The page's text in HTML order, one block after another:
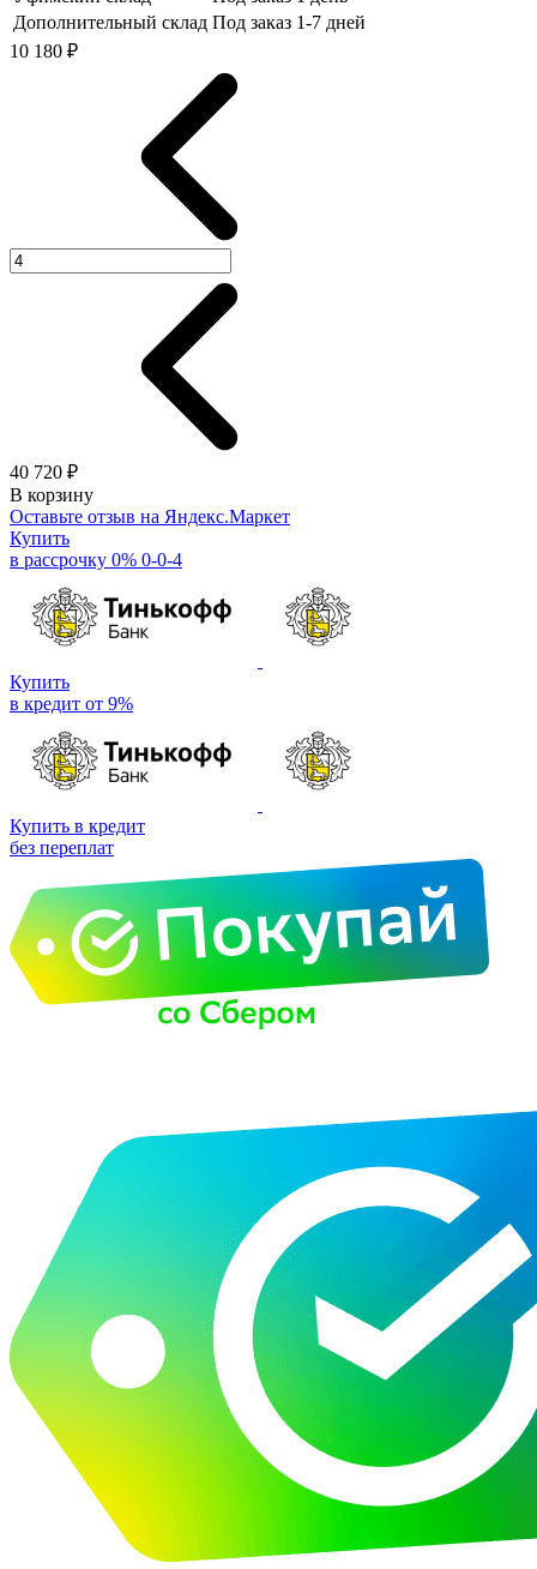
Дополнительный склад Под заказ 1-7 дней
10 180 ₽
40 720 ₽
В корзину
Оставьте отзыв на Яндекс.Маркет
Купить
в рассрочку 0% 0-0-4
Купить
в кредит от 9%
Купить в кредит
без переплат